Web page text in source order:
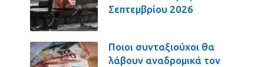
Σεπτεμβρίου 2026
Ποιοι συνταξιούχοι θα
λάβουν αναδρομικά τον